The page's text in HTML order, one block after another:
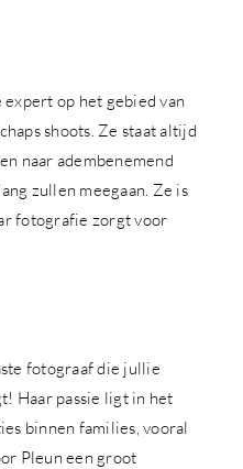
expert op het gebied van
shoots. Ze staat altijd
naar adembenemend
zullen meegaan. Ze is
fotografie zorgt voor
fotograaf die jullie
Haar passie ligt in het
binnen families, vooral
Pleun een groot